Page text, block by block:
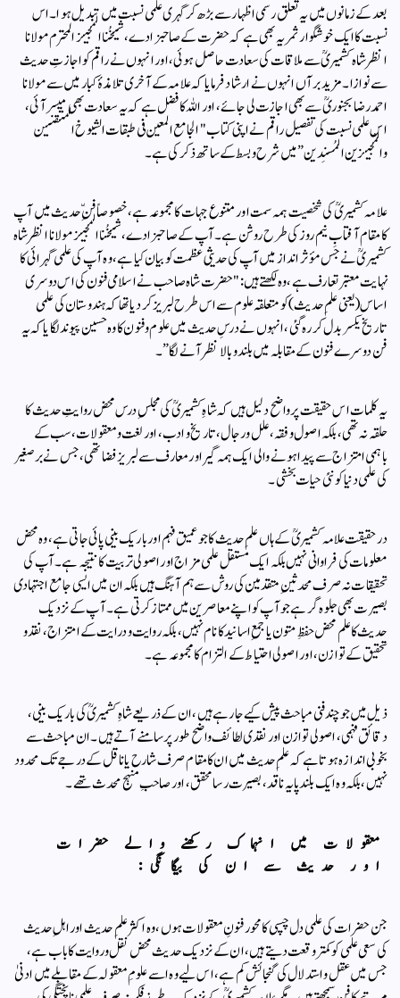
بعد کے زمانوں میں یہ تعلق رسمی اظہار سے بڑھ کر گہری علمی نسبت میں تبدیل ہوا۔ اس
نسبت کا ایک خوشگوار ثمر یہ بھی ہے کہ حضرت کے صاحبزادے، شیخُنا المجیز المحترم مولانا
انظر شاہ کشمیریؒ سے ملاقات کی سعادت حاصل ہوئی، اور انہوں نے راقم کو اجازتِ حدیث
سے نوازا۔ مزید برآں انہوں نے ارشاد فرمایا کہ علامہ کے آخری تلامذۂ کبار میں سے مولانا
احمد رضا بجنوریؒ سے بھی اجازت لی جائے، اور اللہ کا فضل ہے کہ یہ سعادت بھی میسر آئی،
اس علمی نسبت کی تفصیل راقم نے اپنی کتاب "الجامع المعین فی طبقات الشیوخ المتقنین
والمُجیزین المُسنِدین” میں شرح وبسط کے ساتھ ذکر کی ہے۔
علامہ کشمیریؒ کی شخصیت ہمہ سمت اور متنوع جہات کا مجموعہ ہے، خصوصاً فنِّ حدیث میں آپ
کا مقام آفتابِ نیم روز کی طرح روشن ہے۔ آپ کے صاحبزادے، شیخُنا المجیز مولانا انظر شاہ
کشمیریؒ نے جس مؤثر انداز میں آپ کی حدیثی عظمت کو بیان کیا ہے، وہ آپ کی علمی گہرائی کا
نہایت معتبر تعارف ہے، وہ لکھتے ہیں: "حضرت شاہ صاحب نے اسلامی فنون کی اس دوسری
اساس (یعنی علمِ حدیث) کو متعلقہ علوم سے اس طرح لبریز کر دیا تھا کہ ہندوستان کی علمی
تاریخ یکسر بدل کر رہ گئی، انہوں نے درسِ حدیث میں علوم و فنون کا وہ حسین پیوند لگایا کہ یہ
فن دوسرے فنون کے مقابلہ میں بلند و بالا نظر آنے لگا” ۔
یہ کلمات اس حقیقت پر واضح دلیل ہیں کہ شاہِ کشمیریؒ کی مجلسِ درس محض روایتِ حدیث کا
حلقہ نہ تھی، بلکہ اصول و فقہ، علل و رجال، تاریخ و ادب، اور لغت و معقولات، سب کے
باہمی امتزاج سے پیدا ہونے والی ایک ہمہ گیر اور معارف سے لبريز فضا تھی، جس نے برصغیر
کی علمی دنیا کو نئی حیات بخشی۔
درحقیقت علامہ کشمیریؒ کے ہاں علمِ حدیث کا جو عمیق فہم اور باریک بینی پائی جاتی ہے، وہ محض
معلومات کی فراوانی نہیں بلکہ ایک مستقل علمی مزاج اور اصولی تربیت کا نتیجہ ہے۔ آپ کی
تحقیقات نہ صرف محدثینِ متقدمین کی روش سے ہم آہنگ ہیں بلکہ ان میں ایسی جامع اجتہادی
بصیرت بھی جلوہ گر ہے جو آپ کو اپنے معاصرین میں ممتاز کرتی ہے۔ آپ کے نزدیک
حدیث کا علم محض حفظِ متون یا جمعِ اسانید کا نام نہیں، بلکہ روایت و درایت کے امتزاج، نقد و
تحقیق کے توازن، اور اصولی احتیاط کے التزام کا مجموعہ ہے۔
ذیل میں جو چند فنی مباحث پیش کیے جا رہے ہیں، ان کے ذریعے شاہِ کشمیریؒ کی باریک بینی،
دقائق فہمی، اصولی توازن اور نقدی لطائف واضح طور پر سامنے آتے ہیں۔ ان مباحث سے
بخوبی اندازہ ہوتا ہے کہ علمِ حدیث میں ان کا مقام صرف شارح یا ناقل کے درجے تک محدود
نہیں، بلکہ وہ ایک بلند پایہ ناقد، بصیرت رسا محقق، اور صاحبِ منہج محدث تھے۔
معقولات میں انہماک رکھنے والے حضرات
اور حدیث سے ان کی بیگانگی:
جن حضرات کی علمی دل چسپی کا محور فنونِ معقولات ہوں، وہ اکثر علمِ حدیث اور اہلِ حدیث
کی سعى علمی کو کمتر وقعت دیتے ہیں، ان کے نزدیک حدیث محض نقل و روایت کا باب ہے،
جس میں عقل و استدلال کی گنجائش کم ہے، اس لیے وہ اسے علومِ معقولہ کے مقابلے میں ادنیٰ